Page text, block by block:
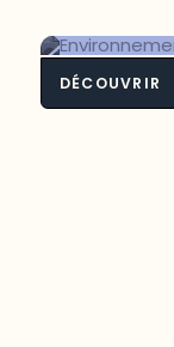
DÉCOUVRIR